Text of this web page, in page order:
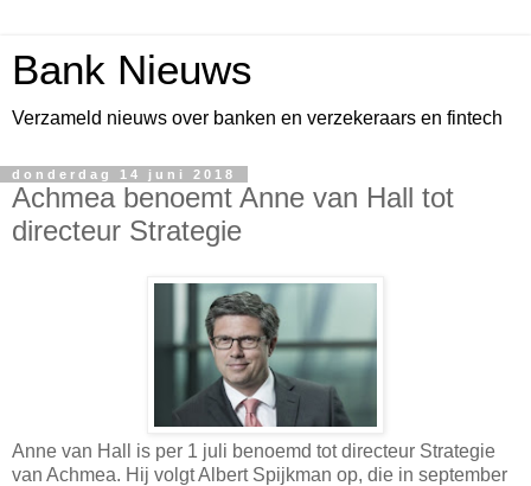
Bank Nieuws
Verzameld nieuws over banken en verzekeraars en fintech
donderdag 14 juni 2018
Achmea benoemt Anne van Hall tot
directeur Strategie
Anne van Hall is per 1 juli benoemd tot directeur Strategie
van Achmea. Hij volgt Albert Spijkman op, die in september